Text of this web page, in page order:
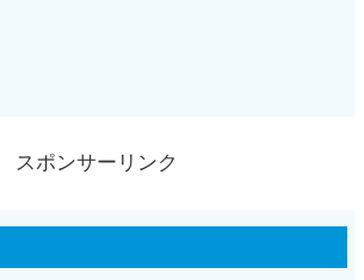
スポンサーリンク